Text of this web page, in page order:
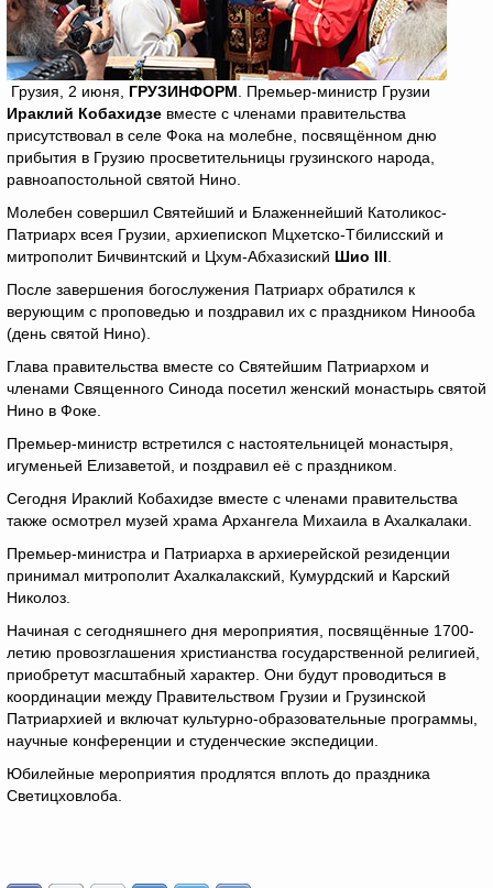
Грузия, 2 июня, ГРУЗИНФОРМ . Премьер-министр Грузии
Ираклий Кобахидзе вместе с членами правительства
присутствовал в селе Фока на молебне, посвящённом дню
прибытия в Грузию просветительницы грузинского народа,
равноапостольной святой Нино.
Молебен совершил Святейший и Блаженнейший Католикос-
Патриарх всея Грузии, архиепископ Мцхетско-Тбилисский и
митрополит Бичвинтский и Цхум-Абхазиский Шио III
После завершения богослужения Патриарх обратился к
верующим с проповедью и поздравил их с праздником Нинооба
(день святой Нино).
Глава правительства вместе со Святейшим Патриархом и
членами Священного Синода посетил женский монастырь святой
Нино в Фоке.
Премьер-министр встретился с настоятельницей монастыря,
игуменьей Елизаветой, и поздравил её с праздником.
Сегодня Ираклий Кобахидзе вместе с членами правительства
также осмотрел музей храма Архангела Михаила в Ахалкалаки.
Премьер-министра и Патриарха в архиерейской резиденции
принимал митрополит Ахалкалакский, Кумурдский и Карский
Николоз.
Начиная с сегодняшнего дня мероприятия, посвящённые 1700-
летию провозглашения христианства государственной религией,
приобретут масштабный характер. Они будут проводиться в
координации между Правительством Грузии и Грузинской
Патриархией и включат культурно-образовательные программы,
научные конференции и студенческие экспедиции.
Юбилейные мероприятия продлятся вплоть до праздника
Светицховлоба.